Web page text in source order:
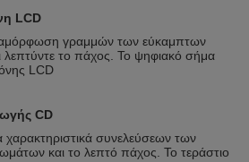
LCD
γραμμών των εύκαμπτων
το πάχος. Το ψηφιακό σήμα
LCD
CD
χαρακτηριστικά συνελεύσεων των
και το λεπτό πάχος. Το τεράστιο